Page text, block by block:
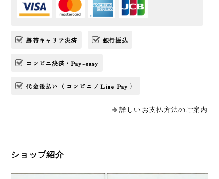
携帯キャリア決済 銀行振込
コンビニ決済・Pay-easy
代金後払い（ コンビニ / Line Pay ）
詳しいお支払方法のご案内
ショップ紹介